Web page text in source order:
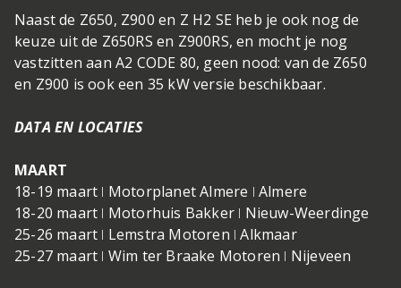
Naast de Z650, Z900 en Z H2 SE heb je ook nog de
keuze uit de Z650RS en Z900RS, en mocht je nog
vastzitten aan A2 CODE 80, geen nood: van de Z650
en Z900 is ook een 35 kW versie beschikbaar.
DATA EN LOCATIES
MAART
18-19 maart ǀ Motorplanet Almere ǀ Almere
18-20 maart ǀ Motorhuis Bakker ǀ Nieuw-Weerdinge
25-26 maart ǀ Lemstra Motoren ǀ Alkmaar
25-27 maart ǀ Wim ter Braake Motoren ǀ Nijeveen